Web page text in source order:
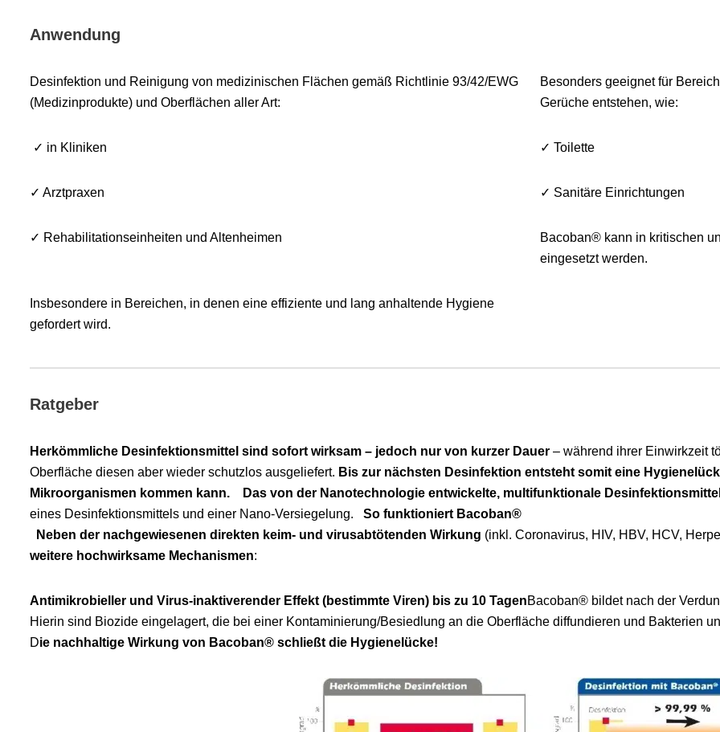
Anwendung
Desinfektion und Reinigung von medizinischen Flächen gemäß Richtlinie 93/42/EWG
(Medizinprodukte) und Oberflächen aller Art:
✓ in Kliniken
✓ Arztpraxen
✓ Rehabilitationseinheiten und Altenheimen
Insbesondere in Bereichen, in denen eine effiziente und lang anhaltende Hygiene
gefordert wird.
Besonders geeignet für
Gerüche entstehen, wie:
✓ Toilette
✓ Sanitäre Einrichtungen
Bacoban® kann in kritischen
eingesetzt werden.
Ratgeber
Herkömmliche Desinfektionsmittel sind sofort wirksam – jedoch nur von kurzer Dauer – während ihrer Einwirkzeit
Oberfläche diesen aber wieder schutzlos ausgeliefert. Bis zur nächsten Desinfektion entsteht somit eine
Mikro­organismen kommen kann.
Das von der Nanotechnologie entwickelte, multifunktionale
eines Desinfektionsmittels und einer Nano-Versiegelung. So funktioniert Bacoban®
Neben der nachgewiesenen direkten keim- und virusabtötenden Wirkung (inkl. Coronavirus, HIV, HBV, HCV,
weitere hochwirksame Mechanismen:
Antimikrobieller und Virus-inaktiverender Effekt (bestimmte Viren) bis zu 10 TagenBacoban® bildet nach der
Hierin sind Biozide eingelagert, die bei einer Kontaminierung/Besiedlung an die Oberfläche diffundieren und Bakterien
Die nachhaltige Wirkung von Bacoban® schließt die Hygienelücke!